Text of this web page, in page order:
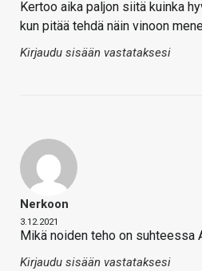
Kertoo aika paljon siitä kuinka
kun pitää tehdä näin vinoon
Kirjaudu sisään vastataksesi
Nerkoon
3.12.2021
Mikä noiden teho on suhteessa
Kirjaudu sisään vastataksesi